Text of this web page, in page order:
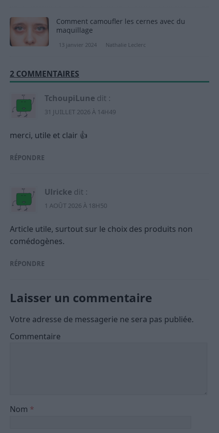
Comment camoufler les cernes avec du
maquillage
13 janvier 2024 Nathalie Leclerc
2 COMMENTAIRES
TchoupiLune dit :
31 JUILLET 2026 À 14H49
merci, utile et clair 👍
RÉPONDRE
Ulricke dit :
1 AOÛT 2026 À 18H50
Article utile, surtout sur le choix des produits non
comédogènes.
RÉPONDRE
Laisser un commentaire
Votre adresse de messagerie ne sera pas publiée.
Commentaire
Nom *